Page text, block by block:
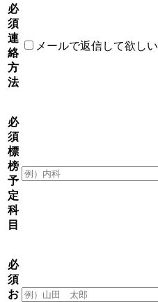
必
須
連
絡
方
法
メールで返信して欲しい
必
須
標
榜
予
定
科
目
必
須
お